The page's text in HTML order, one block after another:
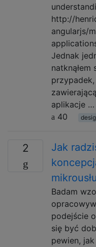
http://
angularjs/
Jednak
aplikacje …
40
2
Jak
Badam
podejście
się być
pewien,